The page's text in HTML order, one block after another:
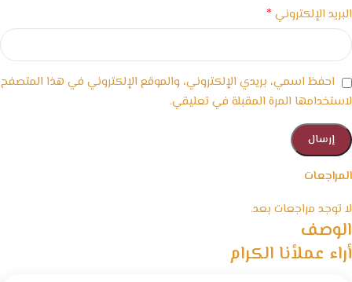
المراجعات
لا توجد مراجعات بعد.
البريد الإلكتروني *
احفظ اسمي، بريدي الإلكتروني، والموقع الإلكتروني في هذا المتصفح
لاستخدامها المرة المقبلة في تعليقي.
الوصف
أراء عملأنا الكرام